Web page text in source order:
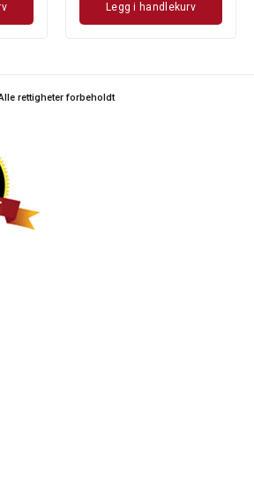
Legg i handlekurv
rettigheter forbeholdt